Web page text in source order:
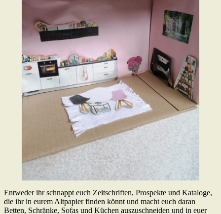
Entweder ihr schnappt euch Zeitschriften, Prospekte und Kataloge,
die ihr in eurem Altpapier finden könnt und macht euch daran
Betten, Schränke, Sofas und Küchen auszuschneiden und in euer